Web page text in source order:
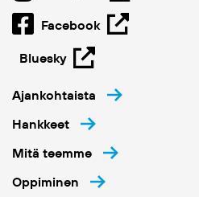
Facebook
Bluesky
Ajankohtaista
Hankkeet
Mitä teemme
Oppiminen